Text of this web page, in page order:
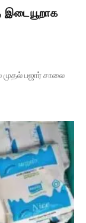
இடையூறாக
பஜார் சாலை